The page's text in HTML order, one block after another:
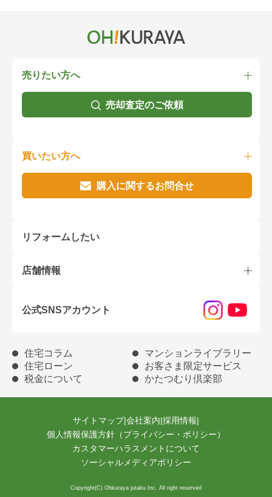
売りたい方へ
売却査定のご依頼
買いたい方へ
購入に関するお問合せ
リフォームしたい
店舗情報
公式SNSアカウント
住宅コラム
マンションライブラリー
住宅ローン
お客さま限定サービス
税金について
かたつむり倶楽部
サイトマップ|会社案内|採用情報|
個人情報保護方針（プライバシー・ポリシー）
カスタマーハラスメントについて
ソーシャルメディアポリシー
Copyright(C) Ohkuraya jutaku Inc. All right reserved